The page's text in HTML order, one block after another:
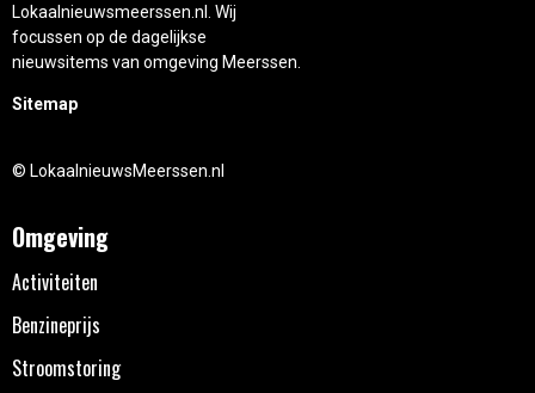
Lokaalnieuwsmeerssen.nl. Wij
focussen op de dagelijkse
nieuwsitems van omgeving Meerssen.
Sitemap
© LokaalnieuwsMeerssen.nl
Omgeving
Activiteiten
Benzineprijs
Stroomstoring